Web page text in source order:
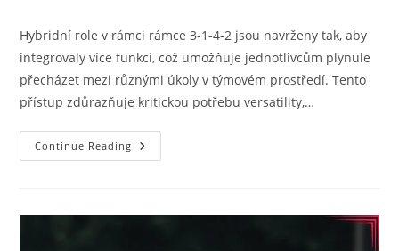
Hybridní role v rámci rámce 3-1-4-2 jsou navrženy tak, aby
integrovaly více funkcí, což umožňuje jednotlivcům plynule
přecházet mezi různými úkoly v týmovém prostředí. Tento
přístup zdůrazňuje kritickou potřebu versatility,…
Continue Reading Hybridní
Role
2: